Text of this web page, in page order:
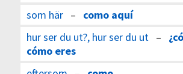
som här– como aquí
hur ser du ut?, hur ser du ut –
cómo eres